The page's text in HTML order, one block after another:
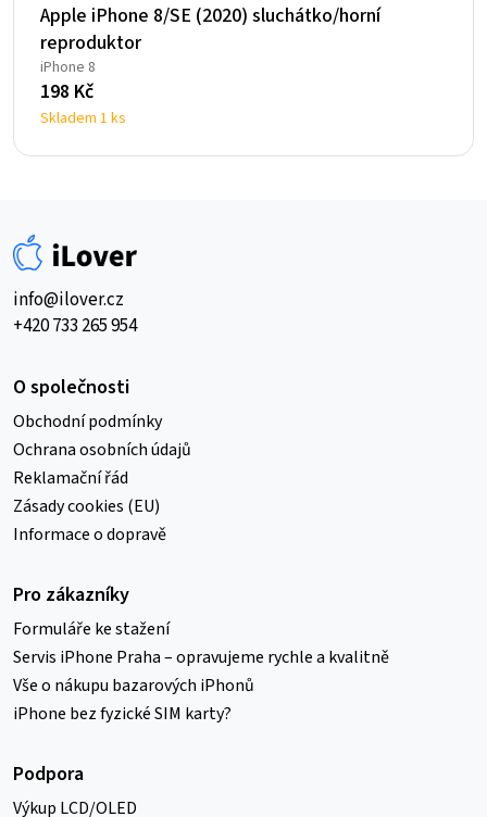
Apple iPhone 8/SE (2020) sluchátko/horní
reproduktor
iPhone 8
198 Kč
Skladem 1 ks
info@ilover.cz
+420 733 265 954
O společnosti
Obchodní podmínky
Ochrana osobních údajů
Reklamační řád
Zásady cookies (EU)
Informace o dopravě
Pro zákazníky
Formuláře ke stažení
Servis iPhone Praha – opravujeme rychle a kvalitně
Vše o nákupu bazarových iPhonů
iPhone bez fyzické SIM karty?
Podpora
Výkup LCD/OLED